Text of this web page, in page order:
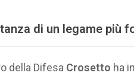
di un legame più
della Difesa Crosetto ha